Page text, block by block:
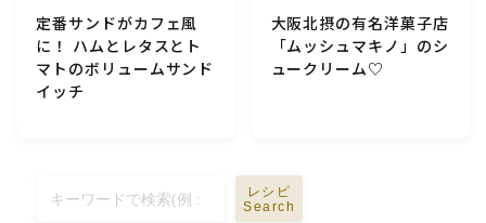
定番サンドがカフェ風
に！ ハムとレタスとト
マトのボリュームサンド
イッチ
大阪北摂の有名洋菓子店
「ムッシュマキノ」のシ
ュークリーム♡
レシピ
Search